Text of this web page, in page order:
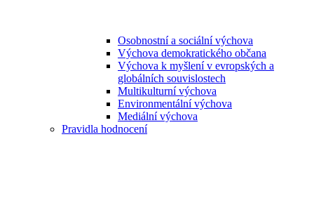
Osobnostní a sociální výchova
Výchova demokratického občana
Výchova k myšlení v evropských a
globálních souvislostech
Multikulturní výchova
Environmentální výchova
Mediální výchova
Pravidla hodnocení